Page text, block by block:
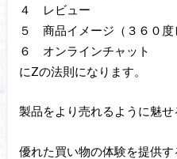
４ レビュー
５ 商品イメージ（３６０度
６ オンラインチャット
にZの法則になります。
製品をより売れるように魅
優れた買い物の体験を提供す